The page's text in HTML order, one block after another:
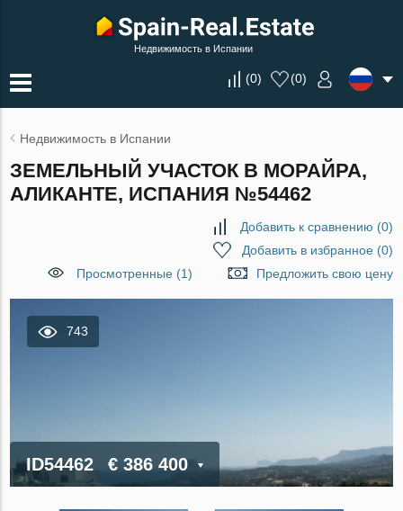
Недвижимость в Испании
(0) (0)
Недвижимость в Испании
ЗЕМЕЛЬНЫЙ УЧАСТОК В МОРАЙРА,
АЛИКАНТЕ, ИСПАНИЯ №54462
Добавить к сравнению (0)
Добавить в избранное(0)
Просмотренные (1)
Предложить свою цену
743
ID54462 € 386 400